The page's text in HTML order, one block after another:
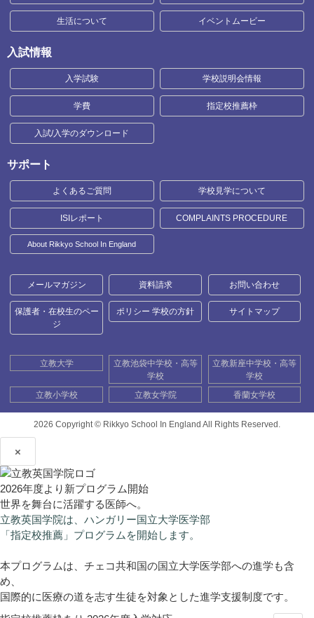
生活について イベントムービー
入試情報
入学試験 学校説明会情報
学費 指定校推薦枠
入試/入学のダウンロード
サポート
よくあるご質問 学校見学について
ISIレポート COMPLAINTS PROCEDURE
About Rikkyo School In England
メールマガジン 資料請求 お問い合わせ
保護者・在校生のペー
ジ
ポリシー 学校の方針 サイトマップ
立教大学
立教池袋中学校・高等
学校
立教新座中学校・高等
学校
立教小学校
立教女学院 香蘭女学校
2026 Copyright © Rikkyo School In England All Rights Reserved.
×
2026年度より新プログラム開始
世界を舞台に活躍する医師へ。
立教英国学院は、ハンガリー国立大学医学部
「指定校推薦」プログラムを開始します。
本プログラムは、チェコ共和国の国立大学医学部への進学も含
め、
国際的に医療の道を志す生徒を対象とした進学支援制度です。